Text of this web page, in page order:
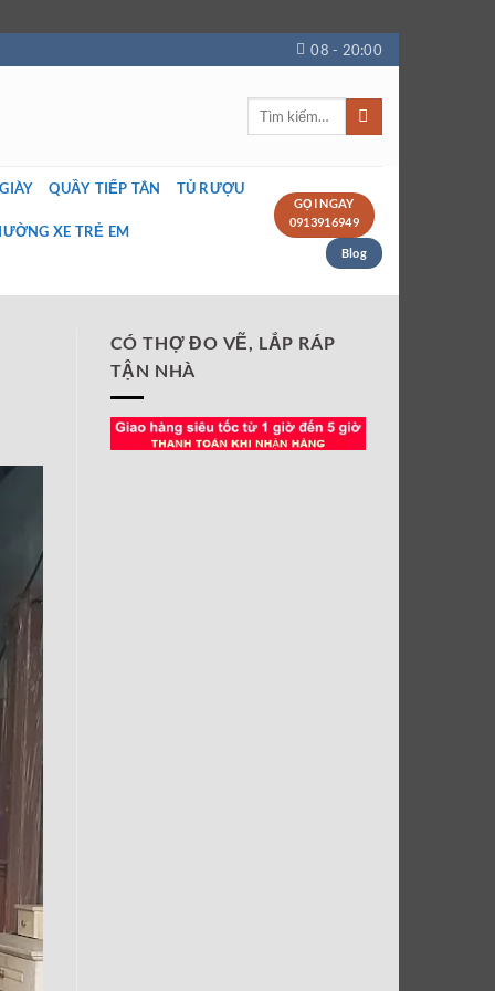
08 - 20:00
Tìm
QUẦY TIẾP TÂN TỦ RƯỢU
XE TRẺ EM
GỌI NGAY
0913916949
Blog
CÓ THỢ ĐO VẼ, LẮP RÁP
TẬN NHÀ